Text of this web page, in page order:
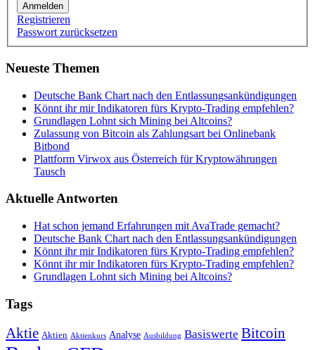
Anmelden
Registrieren
Passwort zurücksetzen
Neueste Themen
Deutsche Bank Chart nach den Entlassungsankündigungen
Könnt ihr mir Indikatoren fürs Krypto-Trading empfehlen?
Grundlagen Lohnt sich Mining bei Altcoins?
Zulassung von Bitcoin als Zahlungsart bei Onlinebank
Bitbond
Plattform Virwox aus Österreich für Kryptowährungen
Tausch
Aktuelle Antworten
Hat schon jemand Erfahrungen mit AvaTrade gemacht?
Deutsche Bank Chart nach den Entlassungsankündigungen
Könnt ihr mir Indikatoren fürs Krypto-Trading empfehlen?
Könnt ihr mir Indikatoren fürs Krypto-Trading empfehlen?
Grundlagen Lohnt sich Mining bei Altcoins?
Tags
Aktie Aktien Aktienkurs Analyse Ausbildung Basiswerte Bitcoin